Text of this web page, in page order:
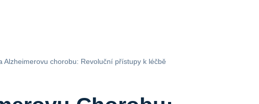
Alzheimerovu chorobu: Revoluční přístupy k léčbě